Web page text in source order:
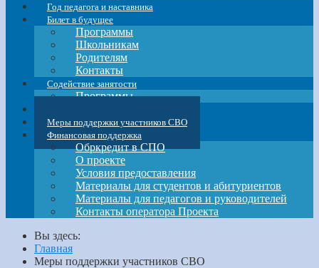
Год педагога и наставника
Билет в будущее
Программы
Школьникам
Родителям
Контакты
Содействие занятости
Программы
Меры поддержки участников СВО
Финансовая поддержка
Обркредит в СПО
О проекте
Условия предоставления
Материалы для студентов и абитуриентов
Материалы для педагогов и руководителей
Контакты оператора Проекта
Вы здесь:
Главная
Меры поддержки участников СВО